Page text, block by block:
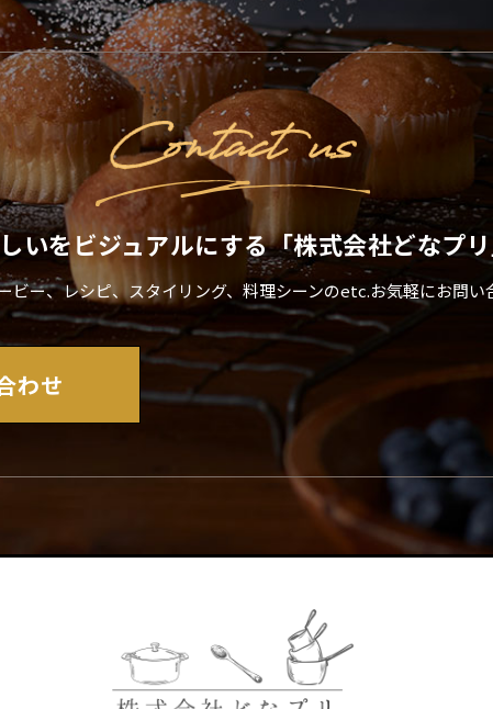
いをビジュアルにする「株式会社どなプ
ビー、レシピ、スタイリング、料理シーンのetc.お気軽にお問い
わせ